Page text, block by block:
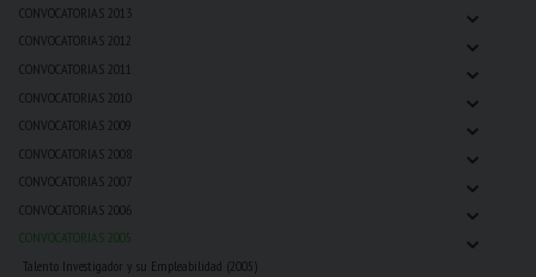
CONVOCATORIAS 2013 ⌄
CONVOCATORIAS 2012 ⌄
CONVOCATORIAS 2011 ⌄
CONVOCATORIAS 2010 ⌄
CONVOCATORIAS 2009 ⌄
CONVOCATORIAS 2008 ⌄
CONVOCATORIAS 2007 ⌄
CONVOCATORIAS 2006 ⌄
CONVOCATORIAS 2005 ⌄
Talento Investigador y su Empleabilidad (2005)